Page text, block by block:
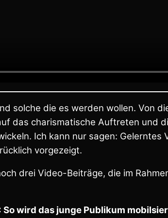
solche die es werden wollen. Von
das charismatische Auftreten und
Ich kann nur sagen:
vorgezeigt.
drei Video-Beiträge, die im
So wird das junge Publikum